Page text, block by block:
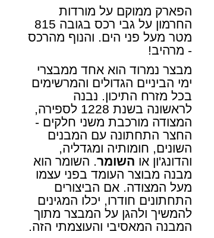
הפארק ממוקם על מורדות
החרמון על גבי רכס בגובה 815
מטר מעל פני הים. והנוף מהרכס
- מרהיב!
מבצר נמרוד הוא אחד ממבצרי
ימי הביניים הגדולים והמרשימים
בכל מזרח התיכון. נבנה
לראשונה בשנת 1228 לספירה,
המצודה מורכבת משני חלקים -
החצר התחתונה עם המבנים
השונים, חומותיה ומגדליה,
והדונג'ון או השומר. השומר הוא
מבנה מבוצר העומד בפני עצמו
מעל המצודה. אם הביצורים
התחתונים חודרו, יכלו המגינים
להמשיך ולהגן על המבצר מתוך
המבנה המאסיבי והעוצמתי הזה.